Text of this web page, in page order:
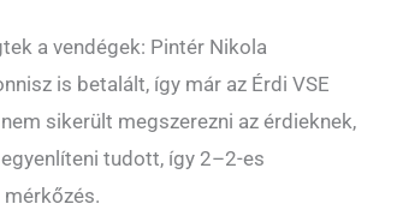
a vendégek: Pintér Nikola
is betalált, így már az Érdi VSE
sikerült megszerezni az érdieknek,
tudott, így 2–2-es